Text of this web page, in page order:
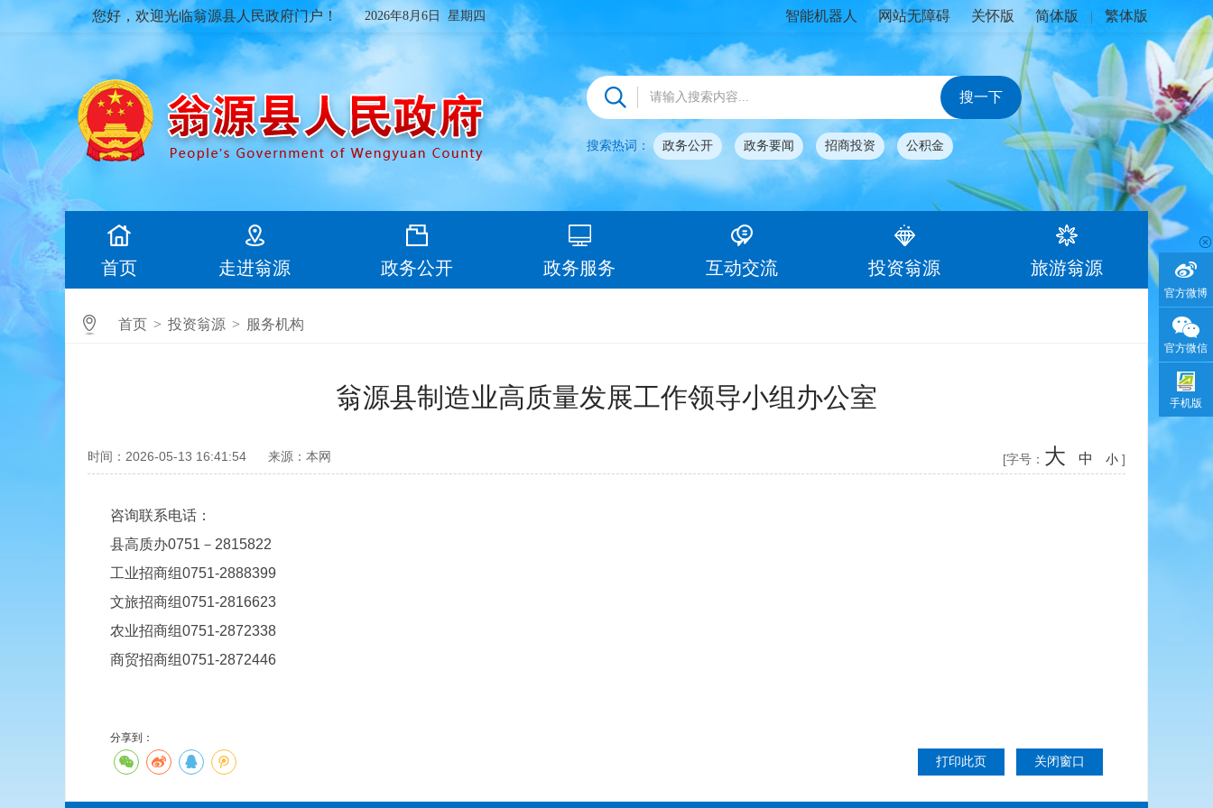
官方微博
官方微信
手机版
您好，欢迎光临翁源县人民政府门户！ 2026年8月6日 星期四 智能机器人 网站无障碍 关怀版 简体版 繁体版
搜索热词： 政务公开 政务要闻 招商投资 公积金
首页 走进翁源 政务公开 政务服务 互动交流 投资翁源 旅游翁源
首页 > 投资翁源 > 服务机构
翁源县制造业高质量发展工作领导小组办公室
时间：2026-05-13 16:41:54 来源：本网 [字号： 大 中 小 ]
咨询联系电话：
县高质办0751－2815822
工业招商组0751-2888399
文旅招商组0751-2816623
农业招商组0751-2872338
商贸招商组0751-2872446
打印此页 关闭窗口
分享到：